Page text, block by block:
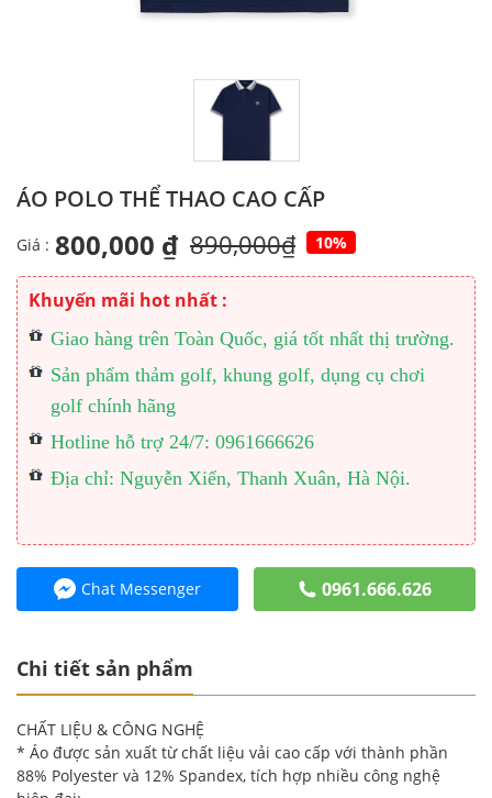
ÁO POLO THỂ THAO CAO CẤP
Giá : 800,000 ₫ 890,000₫ 10%
Khuyến mãi hot nhất :
Giao hàng trên Toàn Quốc, giá tốt nhất thị trường.
Sản phẩm thảm golf, khung golf, dụng cụ chơi
golf chính hãng
Hotline hỗ trợ 24/7: 0961666626
Địa chỉ: Nguyễn Xiển, Thanh Xuân, Hà Nội.
Chat Messenger 0961.666.626
Chi tiết sản phẩm
CHẤT LIỆU & CÔNG NGHỆ
* Áo được sản xuất từ chất liệu vải cao cấp với thành phần
88% Polyester và 12% Spandex, tích hợp nhiều công nghệ